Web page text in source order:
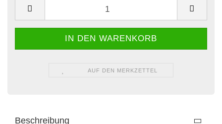
AUF DEN MERKZETTEL
Beschreibung